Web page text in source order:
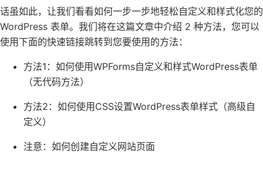
话虽如此，让我们看看如何一步一步地轻松自定义和样式化您的
WordPress 表单。我们将在这篇文章中介绍 2 种方法，您可以
使用下面的快速链接跳转到您要使用的方法：
方法1：如何使用WPForms自定义和样式WordPress表单
（无代码方法）
方法2：如何使用CSS设置WordPress表单样式（高级自
定义）
注意：如何创建自定义网站页面